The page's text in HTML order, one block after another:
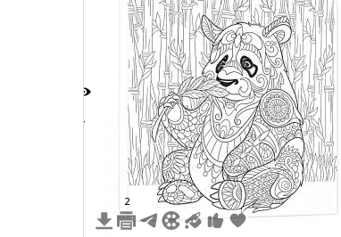
узорчатой стены
2